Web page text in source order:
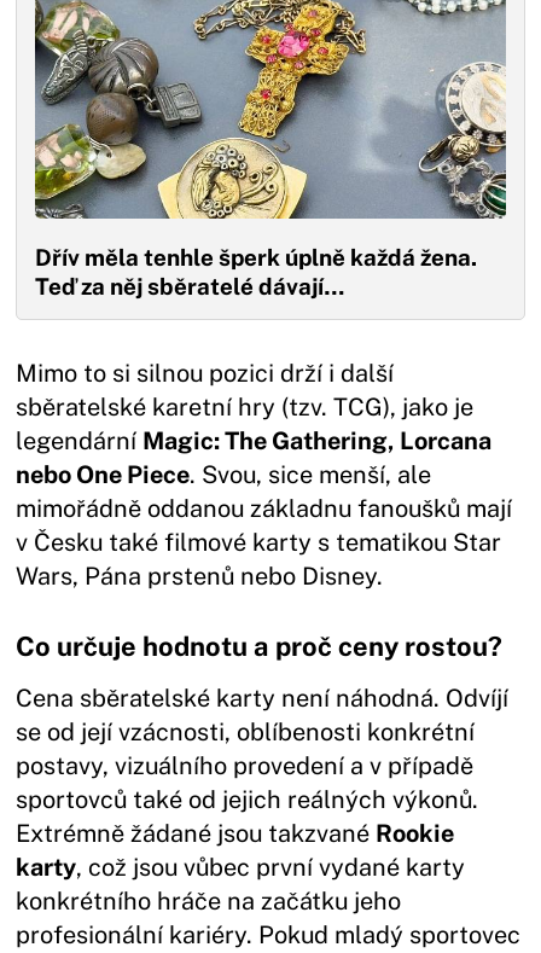
Dřív měla tenhle šperk úplně každá žena.
Teď za něj sběratelé dávají…
Mimo to si silnou pozici drží i další
sběratelské karetní hry (tzv. TCG), jako je
legendární Magic: The Gathering, Lorcana
nebo One Piece. Svou, sice menší, ale
mimořádně oddanou základnu fanoušků mají
v Česku také filmové karty s tematikou Star
Wars, Pána prstenů nebo Disney.
Co určuje hodnotu a proč ceny rostou?
Cena sběratelské karty není náhodná. Odvíjí
se od její vzácnosti, oblíbenosti konkrétní
postavy, vizuálního provedení a v případě
sportovců také od jejich reálných výkonů.
Extrémně žádané jsou takzvané Rookie
karty, což jsou vůbec první vydané karty
konkrétního hráče na začátku jeho
profesionální kariéry. Pokud mladý sportovec